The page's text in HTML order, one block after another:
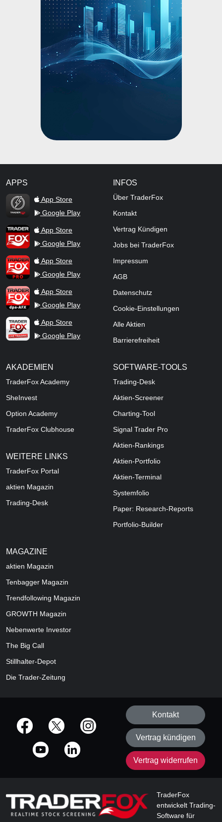
APPS
TraderFox Flash
App Store
Google Play
TraderFox AppApp Store
Google Play
TraderFox ProApp Store
Google Play
TraderFox dpa-AFX ProFeed
App Store
Google Play
TraderFox Live Trading
App Store
Google Play
INFOS
Über TraderFox
Kontakt
Vertrag Kündigen
Jobs bei TraderFox
Impressum
AGB
Datenschutz
Cookie-Einstellungen
Alle Aktien
Barrierefreiheit
AKADEMIEN
TraderFox Academy
SheInvest
Option Academy
TraderFox Clubhouse
WEITERE LINKS
TraderFox Portal
aktien Magazin
Trading-Desk
SOFTWARE-TOOLS
Trading-Desk
Aktien-Screener
Charting-Tool
Signal Trader Pro
Aktien-Rankings
Aktien-Portfolio
Aktien-Terminal
Systemfolio
Paper: Research-Reports
Portfolio-Builder
MAGAZINE
aktien Magazin
Tenbagger Magazin
Trendfollowing Magazin
GROWTH Magazin
Nebenwerte Investor
The Big Call
Stillhalter-Depot
Die Trader-Zeitung
offizielle Social Media-Accounts
Kontakt
Vertrag kündigen
Vertrag widerrufen
TraderFox
entwickelt Trading-
Software für